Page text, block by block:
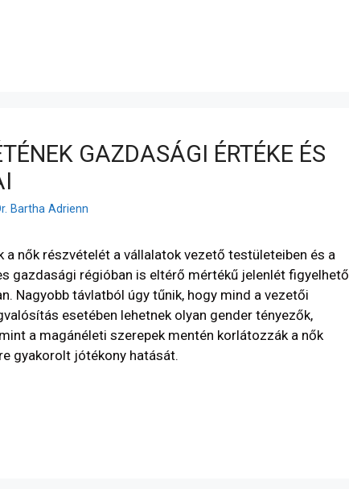
GAZDASÁGI ÉRTÉKE ÉS
Bartha Adrienn
nők részvételét a vállalatok vezető testületeiben és a
gazdasági régióban is eltérő mértékű jelenlét figyelhető
Nagyobb távlatból úgy tűnik, hogy mind a vezetői
esetében lehetnek olyan gender tényezők,
a magánéleti szerepek mentén korlátozzák a nők
gyakorolt jótékony hatását.